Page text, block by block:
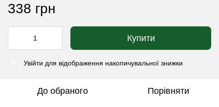
338 грн
Купити
Увійти для відображення накопичувальної знижки
До обраного Порівняти